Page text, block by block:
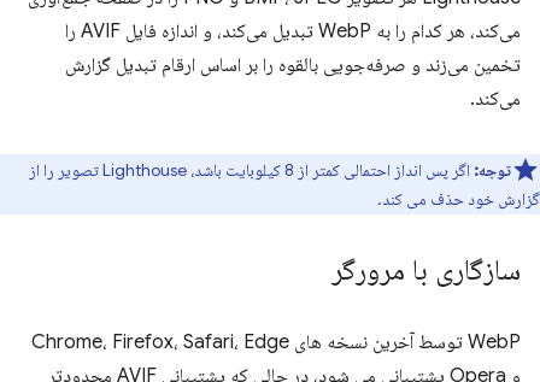
می‌کند، هر کدام را به WebP تبدیل می‌کند، و اندازه فایل AVIF را
تخمین می‌زند و صرفه‌جویی بالقوه را بر اساس ارقام تبدیل گزارش
می‌کند.
توجه:
اگر پس انداز احتمالی کمتر از 8 کیلوبایت باشد، Lighthouse تصویر را از
گزارش خود حذف می کند.
سازگاری با مرورگر
WebP توسط آخرین نسخه های Chrome، Firefox، Safari، Edge
و Opera پشتیبانی می شود، در حالی که پشتیبانی AVIF محدودتر